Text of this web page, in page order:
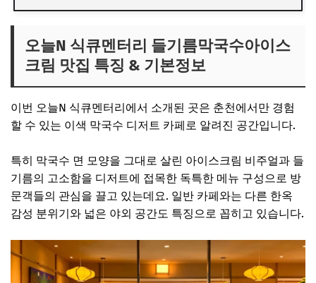
오늘N 식큐멘터리 들기름막국수아이스
크림 맛집 특징 & 기본정보
이번 오늘N 식큐멘터리에서 소개된 곳은 춘천에서만 경험
할 수 있는 이색 막국수 디저트 카페로 알려진 공간입니다.
특히 막국수 면 모양을 그대로 살린 아이스크림 비주얼과 들
기름의 고소함을 디저트에 접목한 독특한 메뉴 구성으로 방
문객들의 관심을 끌고 있는데요. 일반 카페와는 다른 한옥
감성 분위기와 넓은 야외 공간도 특징으로 꼽히고 있습니다.